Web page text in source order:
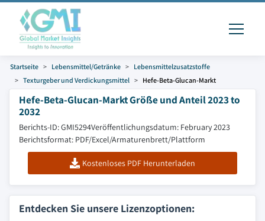
Startseite Lebensmittel/Getränke
Lebensmittelzusatzstoffe
Texturgeber und Verdickungsmittel
Hefe-Beta-Glucan-Markt
Hefe-Beta-Glucan-Markt Größe und Anteil 2023 to
2032
Berichts-ID: GMI5294Veröffentlichungsdatum: February 2023
Berichtsformat: PDF/Excel/Armaturenbrett/Plattform
Kostenloses PDF Herunterladen
Entdecken Sie unsere Lizenzoptionen: